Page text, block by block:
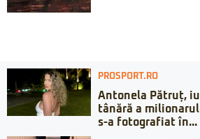
PROSPORT.RO
Antonela Pătruț,
tânără a
s-a fotografiat în...